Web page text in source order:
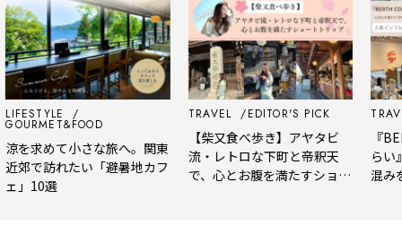
を求めて小さな旅へ。関東
郊で訪れたい「避暑地カフ
」10選
TRAVEL EDITOR'S PICK
【柴又食べ歩き】アヤタビ
流・レトロな下町と帝釈天
で、心とお腹を満たすショー
TRAVEL
『
らい
混み